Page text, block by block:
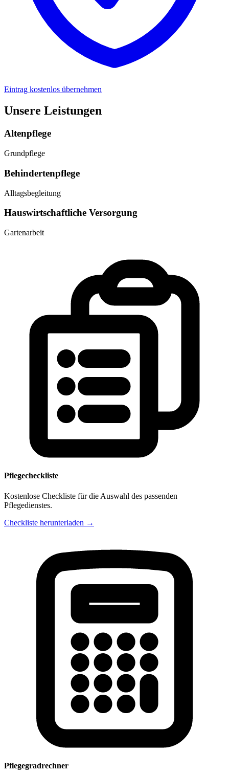
Eintrag kostenlos übernehmen
Unsere Leistungen
Altenpflege
Grundpflege
Behindertenpflege
Alltagsbegleitung
Hauswirtschaftliche Versorgung
Gartenarbeit
Pflegecheckliste
Kostenlose Checkliste für die Auswahl des passenden
Pflegedienstes.
Checkliste herunterladen →
Pflegegradrechner